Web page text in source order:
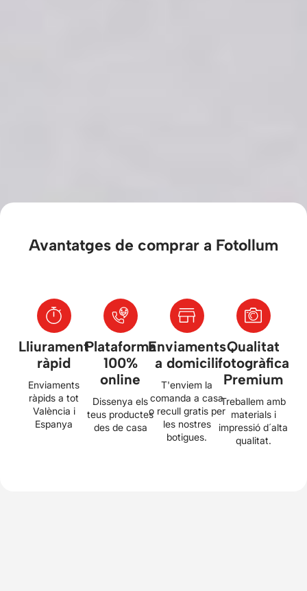
Avantatges de comprar a Fotollum
Lliurament
ràpid
Enviaments
ràpids a tot
València i
Espanya
Plataforma
100%
online
Dissenya els
teus productes
des de casa
Enviaments
a domicili
T'enviem la
comanda a casa
o recull gratis per
les nostres
botigues.
Qualitat
fotogràfica
Premium
Treballem amb
materials i
impressió d´alta
qualitat.